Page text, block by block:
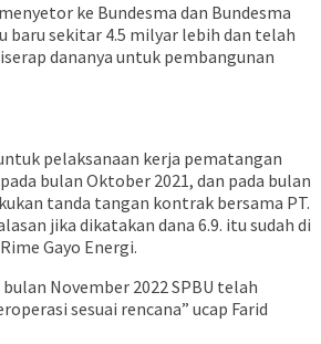
ke Bundesma dan Bundesma
baru sekitar 4.5 milyar lebih dan telah
dananya untuk pembangunan
pelaksanaan kerja pematangan
bulan Oktober 2021, dan pada bulan
tanda tangan kontrak bersama PT.
jika dikatakan dana 6.9. itu sudah di
Gayo Energi.
November 2022 SPBU telah
sesuai rencana” ucap Farid